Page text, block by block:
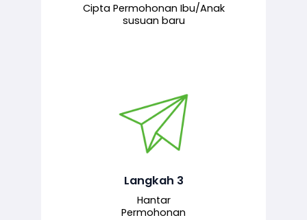
Cipta Permohonan Ibu/Anak
susuan baru
Langkah 3
Hantar
Permohonan
Permohonan yang lengkap dihantar
untuk proses semakan dan
bertanggungjawab.